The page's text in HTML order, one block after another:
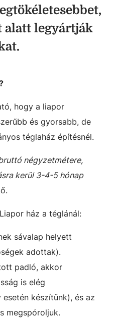
alatt legyártják
hogy a liapor
és gyorsabb, de
téglaház építésnél.
négyzetmétere,
kerül 3-4-5 hónap
ház a téglánál:
sávalap helyett
adottak).
padló, akkor
is elég
készítünk), és az
megspóroljuk.